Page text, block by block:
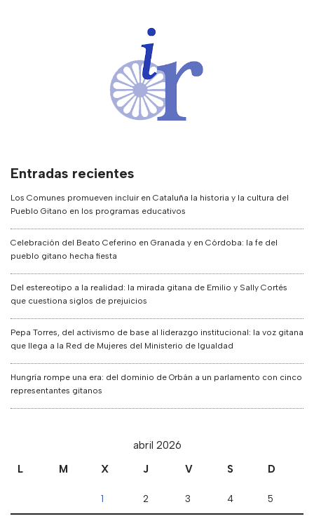
Entradas recientes
Los Comunes promueven incluir en Cataluña la historia y la cultura del
Pueblo Gitano en los programas educativos
Celebración del Beato Ceferino en Granada y en Córdoba: la fe del
pueblo gitano hecha fiesta
Del estereotipo a la realidad: la mirada gitana de Emilio y Sally Cortés
que cuestiona siglos de prejuicios
Pepa Torres, del activismo de base al liderazgo institucional: la voz gitana
que llega a la Red de Mujeres del Ministerio de Igualdad
Hungría rompe una era: del dominio de Orbán a un parlamento con cinco
representantes gitanos
abril 2026
L
M X J V S D
1 2 3 4 5